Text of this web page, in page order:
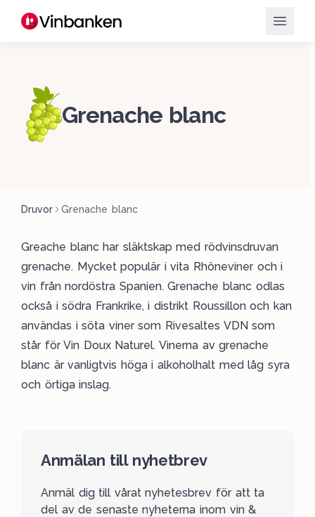
Grenache blanc
Druvor Grenache blanc
Greache blanc har släktskap med rödvinsdruvan
grenache. Mycket populär i vita Rhôneviner och i
vin från nordöstra Spanien. Grenache blanc odlas
också i södra Frankrike, i distrikt Roussillon och kan
användas i söta viner som Rivesaltes VDN som
står för Vin Doux Naturel. Vinerna av grenache
blanc är vanligtvis höga i alkoholhalt med låg syra
och örtiga inslag.
Anmälan till nyhetbrev
Anmäl dig till vårat nyhetesbrev för att ta
del av de senaste nyheterna inom vin &